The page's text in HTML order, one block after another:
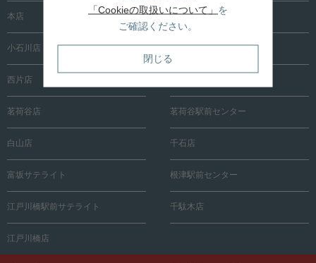
本店 根津店
小石川店 春日町店
西片店
茗荷谷店 茗荷谷駅前センター
白山店 千石店
富坂サテライト 根津駅前センター
江戸川橋駅前サテライト 千駄木店
江戸川橋店
「Cookieの取扱いについて」 を
ご確認ください。
閉じる